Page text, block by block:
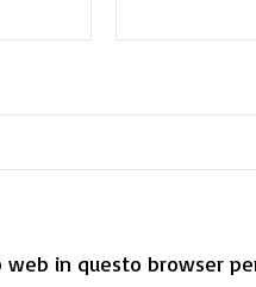
web in questo browser